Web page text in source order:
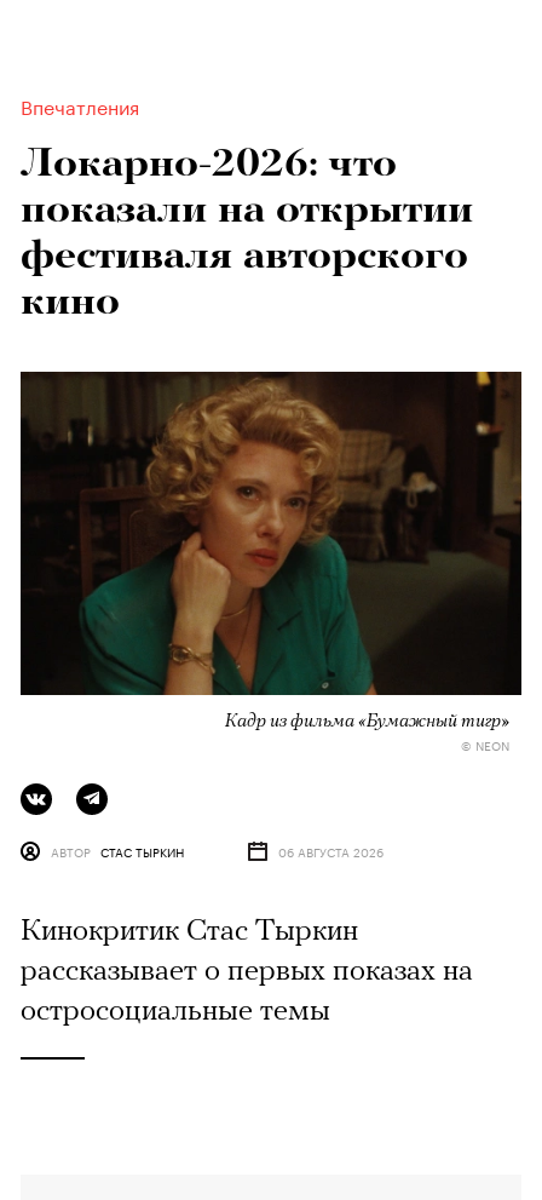
Впечатления
Локарно-2026: что
показали на открытии
фестиваля авторского
кино
Кадр из фильма «Бумажный тигр»
© NEON
АВТОР СТАС ТЫРКИН 06 АВГУСТА 2026
Кинокритик Стас Тыркин
рассказывает о первых показах на
остросоциальные темы